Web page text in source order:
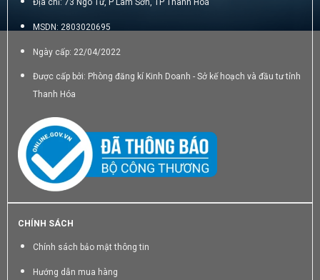
Địa chỉ: 73 Ngô Từ, P Lam Sơn, TP Thanh Hoá
MSDN: 2803020695
Ngày cấp: 22/04/2022
Được cấp bởi: Phòng đăng kí Kinh Doanh - Sở kế hoạch và đầu tư tỉnh
Thanh Hóa
CHÍNH SÁCH
Chính sách bảo mật thông tin
Hướng dẫn mua hàng